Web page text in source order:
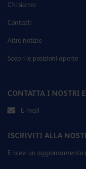
Chi siamo
Contatti
Altre notizie
Scopri le posizioni aperte
CONTATTA I NOSTRI
E-mail
ISCRIVITI ALLA
E ricevi un aggiornamento